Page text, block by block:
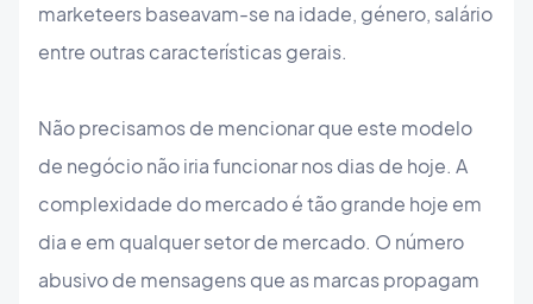
marketeers baseavam-se na idade, género, salário
entre outras características gerais.
Não precisamos de mencionar que este modelo
de negócio não iria funcionar nos dias de hoje. A
complexidade do mercado é tão grande hoje em
dia e em qualquer setor de mercado. O número
abusivo de mensagens que as marcas propagam